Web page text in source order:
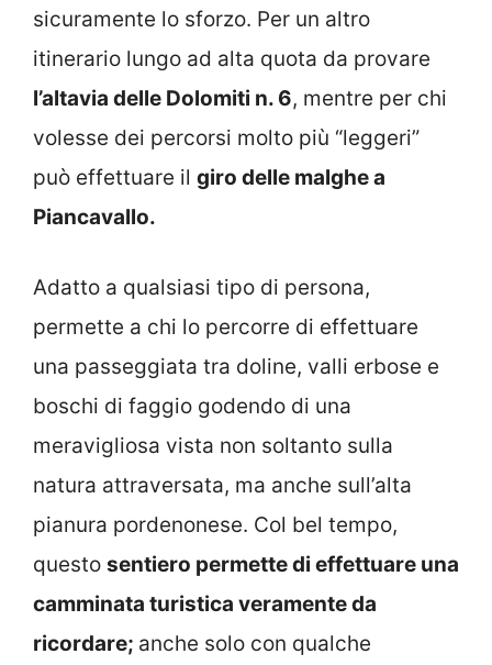
sicuramente lo sforzo. Per un altro
itinerario lungo ad alta quota da provare
l’altavia delle Dolomiti n. 6, mentre per chi
volesse dei percorsi molto più “leggeri”
può effettuare il giro delle malghe a
Piancavallo.
Adatto a qualsiasi tipo di persona,
permette a chi lo percorre di effettuare
una passeggiata tra doline, valli erbose e
boschi di faggio godendo di una
meravigliosa vista non soltanto sulla
natura attraversata, ma anche sull’alta
pianura pordenonese. Col bel tempo,
questo sentiero permette di effettuare una
camminata turistica veramente da
ricordare; anche solo con qualche